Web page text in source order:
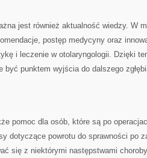
jest również aktualność wiedzy. W
postęp medycyny oraz
i leczenie w otolaryngologii. Dzięki
być punktem wyjścia do dalszego
pomoc dla osób, które są po
dotyczące powrotu do sprawności po
się z niektórymi następstwami